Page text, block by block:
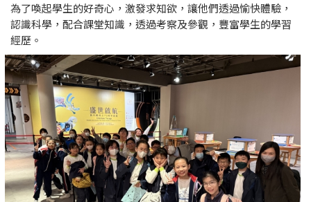
為了喚起學生的好奇心，激發求知欲，讓他們透過愉快體驗，
認識科學，配合課堂知識，透過考察及參觀，豐富學生的學習
經歷。